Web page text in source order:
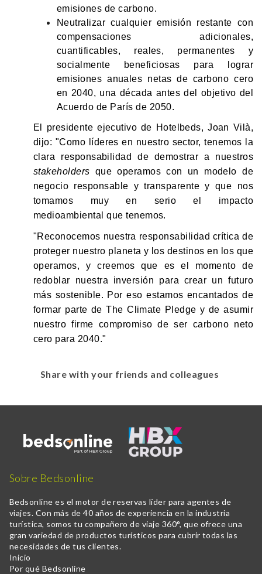
emisiones de carbono.
Neutralizar cualquier emisión restante con
compensaciones adicionales,
cuantificables, reales, permanentes y
socialmente beneficiosas para lograr
emisiones anuales netas de carbono cero
en 2040, una década antes del objetivo del
Acuerdo de París de 2050.
El presidente ejecutivo de Hotelbeds, Joan Vilà,
dijo: "Como líderes en nuestro sector, tenemos la
clara responsabilidad de demostrar a nuestros
stakeholders que operamos con un modelo de
negocio responsable y transparente y que nos
tomamos muy en serio el impacto
medioambiental que tenemos.
"Reconocemos nuestra responsabilidad crítica de
proteger nuestro planeta y los destinos en los que
operamos, y creemos que es el momento de
redoblar nuestra inversión para crear un futuro
más sostenible. Por eso estamos encantados de
formar parte de The Climate Pledge y de asumir
nuestro firme compromiso de ser carbono neto
cero para 2040."
Share with your friends and colleagues
Sobre Bedsonline
Bedsonline es el motor de reservas líder para agentes de
viajes. Con más de 40 años de experiencia en la industria
turística, somos tu compañero de viaje 360°, que ofrece una
gran variedad de productos turísticos para cubrir todas las
necesidades de tus clientes.
Inicio
Por qué Bedsonline